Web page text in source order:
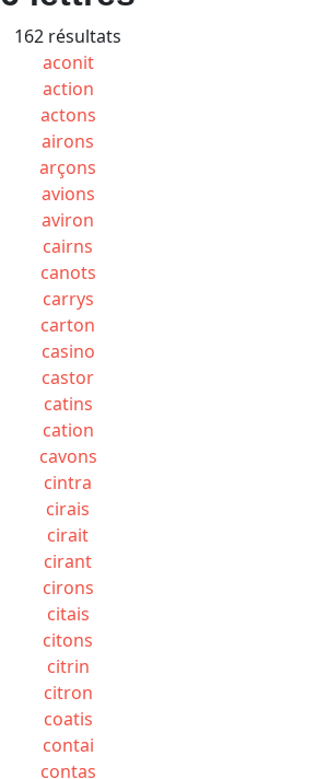
162 résultats
aconit
action
actons
airons
arçons
avions
aviron
cairns
canots
carrys
carton
casino
castor
catins
cation
cavons
cintra
cirais
cirait
cirant
cirons
citais
citons
citrin
citron
coatis
contai
contas